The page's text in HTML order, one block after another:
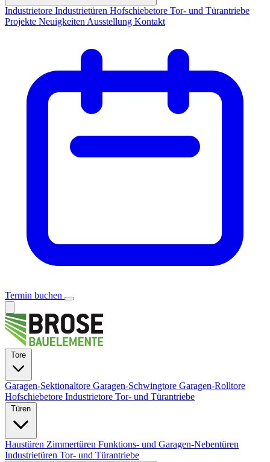
Industrietore Industrietüren Hofschiebetore Tor- und Türantriebe
Projekte Neuigkeiten Ausstellung Kontakt
Termin buchen
Garagen-Sektionaltore Garagen-Schwingtore Garagen-Rolltore
Hofschiebetore Industrietore Tor- und Türantriebe
Haustüren Zimmertüren Funktions- und Garagen-Nebentüren
Industrietüren Tor- und Türantriebe